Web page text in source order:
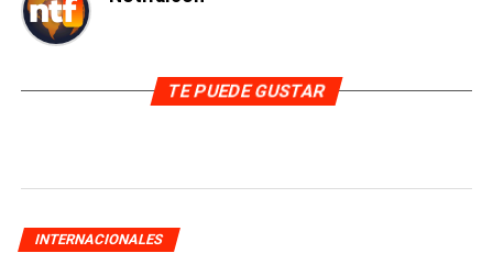
TE PUEDE GUSTAR
INTERNACIONALES